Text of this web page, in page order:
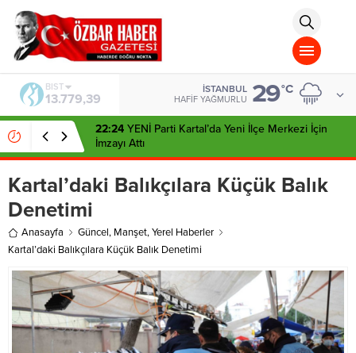
islami
chat
omegla
türk
sohbet
cinsel
sohbet
dini
chat
BIST
13.779,39
İSTANBUL
HAFIF YAĞMURLU 29°C
22:24 YENİ Parti Kartal’da Yeni İlçe Merkezi İçin
İmzayı Attı
Kartal’daki Balıkçılara Küçük Balık
Denetimi
Anasayfa Güncel, Manşet,Yerel Haberler
Kartal’daki Balıkçılara Küçük Balık Denetimi